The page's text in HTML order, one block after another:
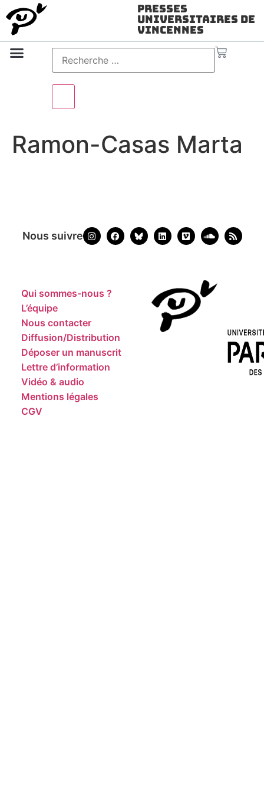
Presses
Universitaires de
Vincennes
Ramon-Casas Marta
Nous suivre
Qui sommes-nous ?
L’équipe
Nous contacter
Diffusion/Distribution
Déposer un manuscrit
Lettre d’information
Vidéo & audio
Mentions légales
CGV